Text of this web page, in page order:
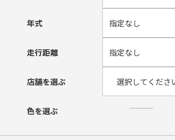
年式
走行距離
店舗を選ぶ
色を選ぶ